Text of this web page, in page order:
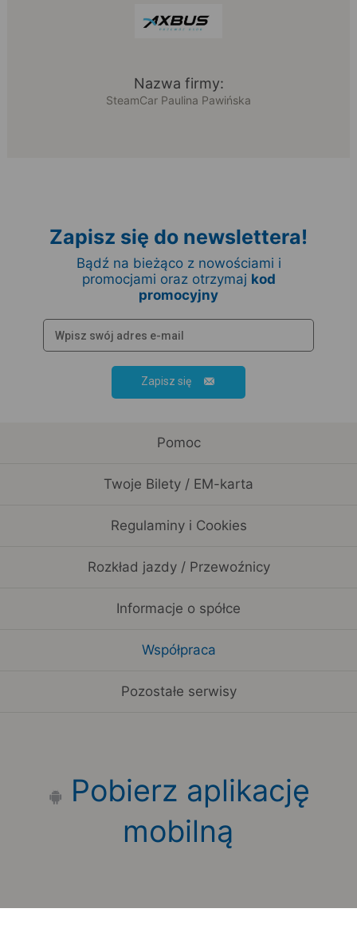
Nazwa firmy:
SteamCar Paulina Pawińska
Zapisz się do newslettera!
Bądź na bieżąco z nowościami i
promocjami oraz otrzymaj kod
promocyjny
Zapisz się
Pomoc
Twoje Bilety / EM-karta
Regulaminy i Cookies
Rozkład jazdy / Przewoźnicy
Informacje o spółce
Współpraca
Pozostałe serwisy
Pobierz aplikację
mobilną